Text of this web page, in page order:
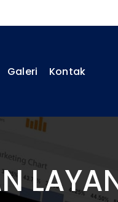
Galeri Kontak